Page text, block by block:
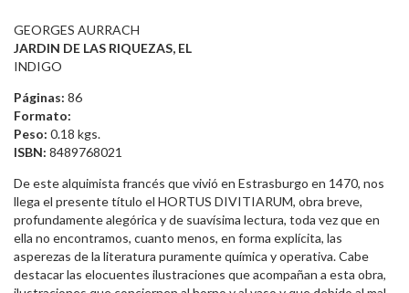
GEORGES AURRACH
JARDIN DE LAS RIQUEZAS, EL
INDIGO
Páginas: 86
Formato:
Peso: 0.18 kgs.
ISBN: 8489768021
De este alquimista francés que vivió en Estrasburgo en 1470, nos
llega el presente título el HORTUS DIVITIARUM, obra breve,
profundamente alegórica y de suavísima lectura, toda vez que en
ella no encontramos, cuanto menos, en forma explícita, las
asperezas de la literatura puramente química y operativa. Cabe
destacar las elocuentes ilustraciones que acompañan a esta obra,